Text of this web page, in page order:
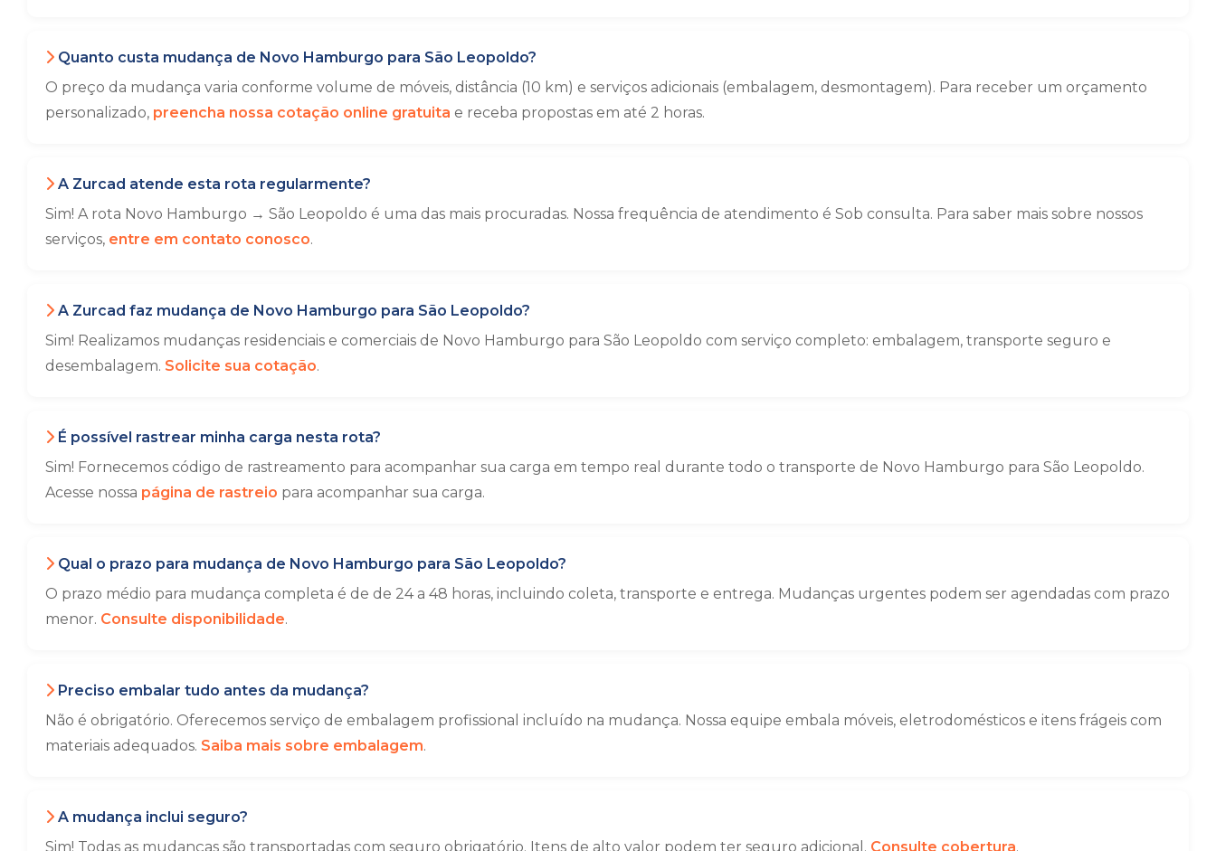
Quanto custa mudança de Novo Hamburgo para São Leopoldo?
O preço da mudança varia conforme volume de móveis, distância (10 km) e serviços adicionais (embalagem, desmontagem). Para receber um orçamento
personalizado, preencha nossa cotação online gratuita e receba propostas em até 2 horas.
A Zurcad atende esta rota regularmente?
Sim! A rota Novo Hamburgo → São Leopoldo é uma das mais procuradas. Nossa frequência de atendimento é Sob consulta. Para saber mais sobre nossos
serviços, entre em contato conosco.
A Zurcad faz mudança de Novo Hamburgo para São Leopoldo?
Sim! Realizamos mudanças residenciais e comerciais de Novo Hamburgo para São Leopoldo com serviço completo: embalagem, transporte seguro e
desembalagem. Solicite sua cotação.
É possível rastrear minha carga nesta rota?
Sim! Fornecemos código de rastreamento para acompanhar sua carga em tempo real durante todo o transporte de Novo Hamburgo para São Leopoldo.
Acesse nossa página de rastreio para acompanhar sua carga.
Qual o prazo para mudança de Novo Hamburgo para São Leopoldo?
O prazo médio para mudança completa é de de 24 a 48 horas, incluindo coleta, transporte e entrega. Mudanças urgentes podem ser agendadas com prazo
menor. Consulte disponibilidade.
Preciso embalar tudo antes da mudança?
Não é obrigatório. Oferecemos serviço de embalagem profissional incluído na mudança. Nossa equipe embala móveis, eletrodomésticos e itens frágeis com
materiais adequados. Saiba mais sobre embalagem.
A mudança inclui seguro?
Sim! Todas as mudanças são transportadas com seguro obrigatório. Itens de alto valor podem ter seguro adicional. Consulte cobertura.